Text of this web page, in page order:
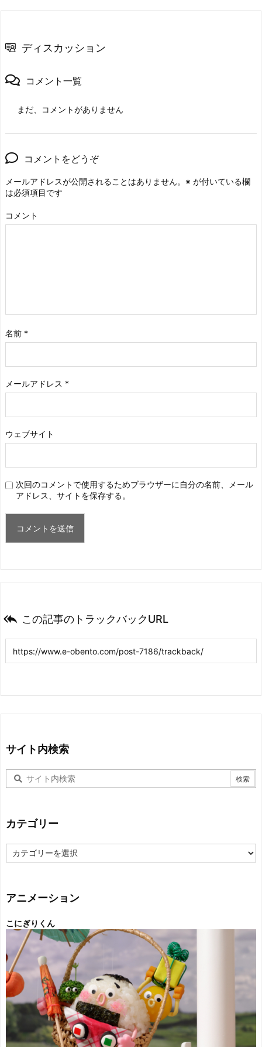
ディスカッション
コメント一覧
まだ、コメントがありません
コメントをどうぞ
メールアドレスが公開されることはありません。 ※ が付いている欄
は必須項目です
コメント
名前 *
メールアドレス *
ウェブサイト
次回のコメントで使用するためブラウザーに自分の名前、メール
アドレス、サイトを保存する。
 この記事のトラックバックURL
サイト内検索
カテゴリー
テ
ー
アニメーション
こにぎりくん